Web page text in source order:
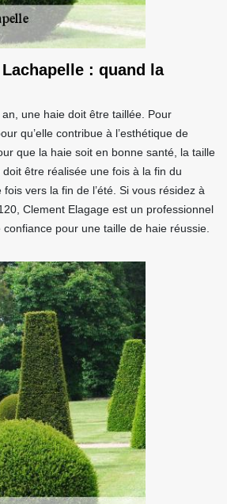
: quand la
une haie doit être taillée. Pour
qu’elle contribue à l’esthétique de
que la haie soit en bonne santé, la taille
être réalisée une fois à la fin du
vers la fin de l’été. Si vous résidez à
Clement Elagage est un professionnel
pour une taille de haie réussie.